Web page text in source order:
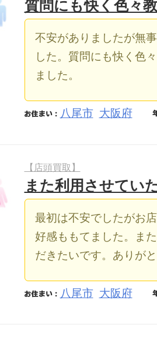
質問にも快く色々
不安がありましたが無
した。質問にも快く色
ました。
八尾市 大阪府
【店頭買取】
また利用させてい
最初は不安でしたがお
好感ももてました。ま
だきたいです。ありが
八尾市 大阪府